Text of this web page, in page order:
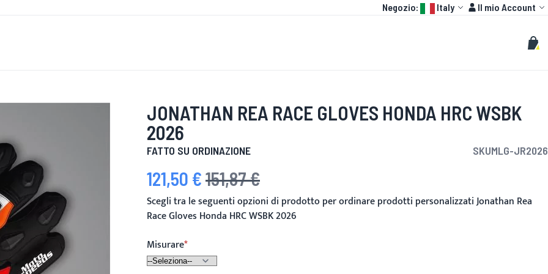
Language:
Negozio: Italy Account
Il mio Account
Cerca
Cerca
JONATHAN REA RACE GLOVES HONDA HRC WSBK
2026
FATTO SU ORDINAZIONE SKUMLG-JR2026
Prezzo speciale
121,50 € Prezzo predefinito
151,87 €
Scegli tra le seguenti opzioni di prodotto per ordinare prodotti personalizzati Jonathan Rea
Race Gloves Honda HRC WSBK 2026
Misurare